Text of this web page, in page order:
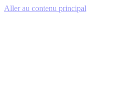
Aller au contenu principal